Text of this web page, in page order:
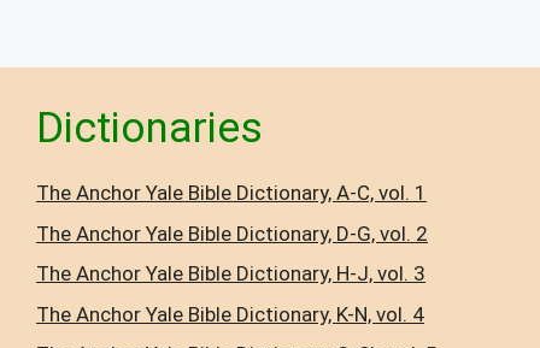
Dictionaries
The Anchor Yale Bible Dictionary, A-C, vol. 1
The Anchor Yale Bible Dictionary, D-G, vol. 2
The Anchor Yale Bible Dictionary, H-J, vol. 3
The Anchor Yale Bible Dictionary, K-N, vol. 4